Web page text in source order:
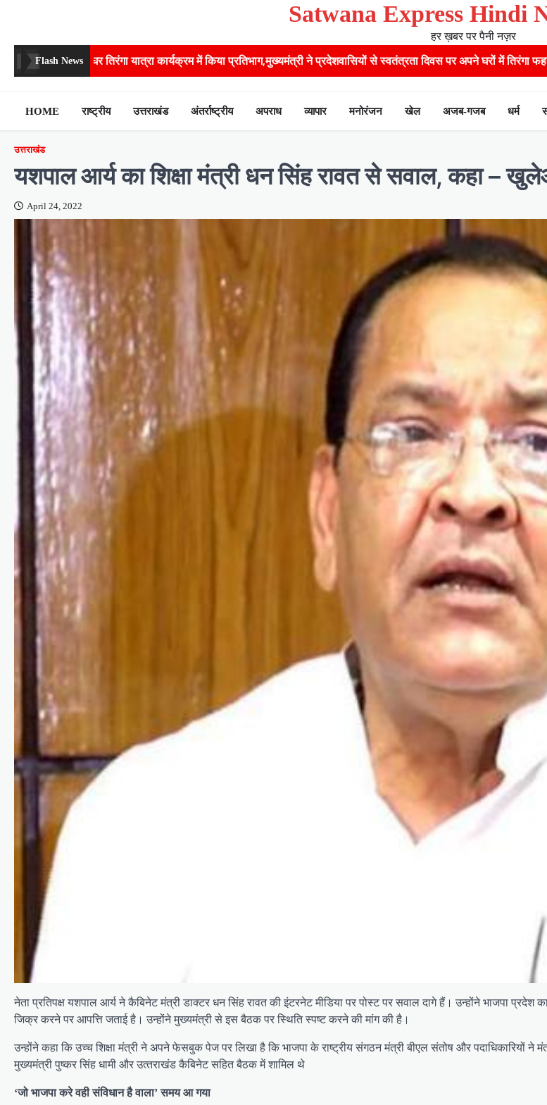
Satwana Express Hindi
हर ख़बर पर पैनी नज़र
Flash News
यात्रा कार्यक्रम में किया प्रतिभाग,मुख्यमंत्री ने प्रदेशवासियों से स्वतंत्रता दिवस पर अपने घरों में तिरंगा फहराने का किया आवाह्न
HOME राष्ट्रीय उत्तराखंड अंतर्राष्ट्रीय अपराध व्यापार मनोरंजन खेल अजब-गजब धर्म
उत्तराखंड
यशपाल आर्य का शिक्षा मंत्री धन सिंह रावत से सवाल, कहा –
April 24, 2022
नेता प्रतिपक्ष यशपाल आर्य ने कैबिनेट मंत्री डाक्‍टर धन सिंह रावत की इंटरनेट मीडिया पर पोस्ट पर सवाल दागे हैं। उन्‍होंने भाजपा प्रदेश
जिक्र करने पर आपत्ति जताई है। उन्होंने मुख्यमंत्री से इस बैठक पर स्थिति स्पष्ट करने की मांग की है।
उन्‍होंने कहा कि उच्‍च शिक्षा मंत्री ने अपने फेसबुक पेज पर लिखा है कि भाजपा के राष्‍ट्रीय संगठन मंत्री बीएल संतोष और पदाधिकारियों ने
मुख्‍यमंत्री पुष्‍कर सिंह धामी और उत्‍तराखंड कैबिनेट सहित बैठक में शामिल थे
‘जो भाजपा करे वही संविधान है वाला’ समय आ गया